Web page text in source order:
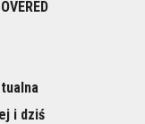
i dziś